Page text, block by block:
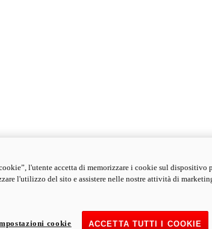
l'utente accetta di memorizzare i cookie sul dispositivo
l'utilizzo del sito e assistere nelle nostre attività di
ACCETTA TUTTI I COOKIE
cookie